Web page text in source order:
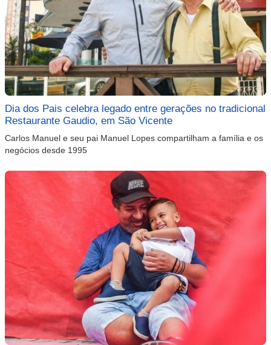
Dia dos Pais celebra legado entre gerações no tradicional
Restaurante Gaudio, em São Vicente
Carlos Manuel e seu pai Manuel Lopes compartilham a família e os
negócios desde 1995